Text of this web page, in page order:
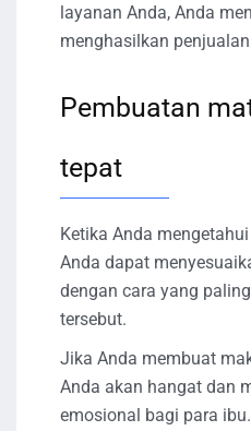
layanan Anda, Anda
menghasilkan
Pembuatan
tepat
Ketika Anda
Anda dapat
dengan cara yang
tersebut.
Jika Anda membuat
Anda akan hangat dan
emosional bagi para